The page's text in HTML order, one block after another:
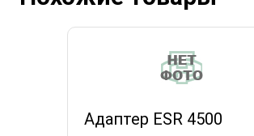
Адаптер ESR 4500